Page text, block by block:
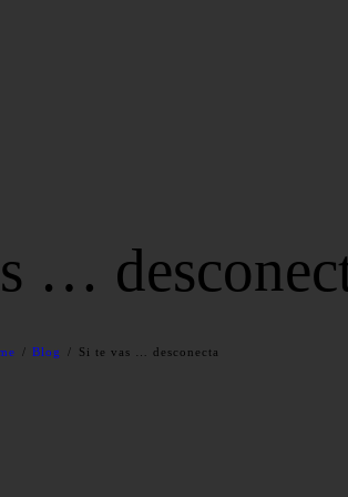
…
Blog Si te vas … desconecta